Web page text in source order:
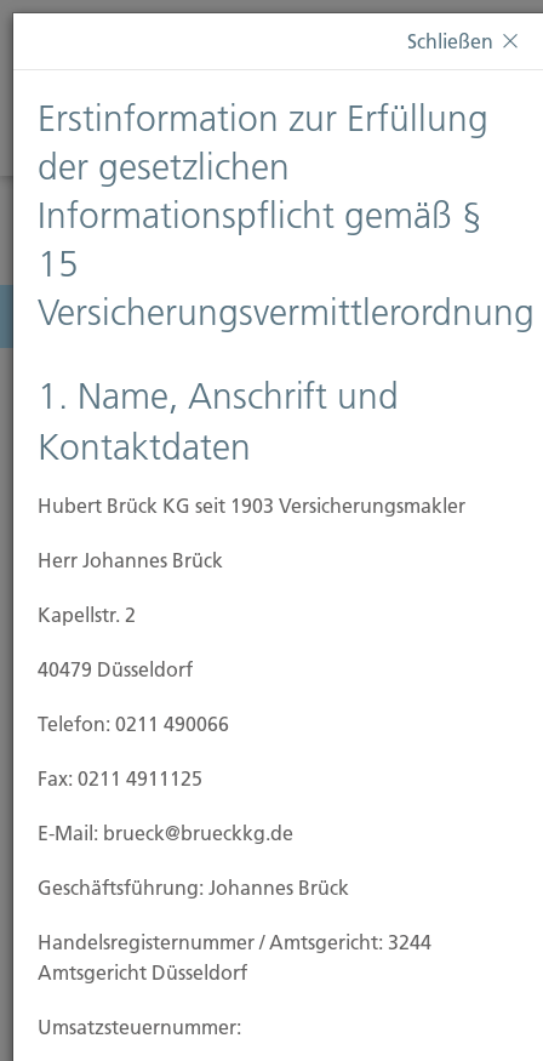
Diese Webseite verwendet Cookies. Wenn Sie weiterhin
Informationen finden Sie auf unserer SeiteDatenschutz
Diese Nachricht nicht erneut anzeigen
Menü
Kauf Grundstück
Schließen
Erstinformation zur Erfüllung
der gesetzlichen
Informationspflicht gemäß §
15
Versicherungsvermittlerordnung
1. Name, Anschrift und
Kontaktdaten
Hubert Brück KG seit 1903 Versicherungsmakler
Herr Johannes Brück
Kapellstr. 2
40479 Düsseldorf
Telefon: 0211 490066
Fax: 0211 4911125
E-Mail: brueck@brueckkg.de
Geschäftsführung: Johannes Brück
Handels­registernummer / Amtsgericht: 3244
Amtsgericht Düsseldorf
Umsatzsteuer­nummer: